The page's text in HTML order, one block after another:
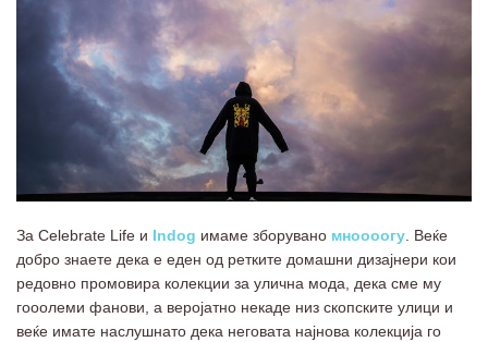
За Celebrate Life и Indog имаме зборувано мноооогу. Веќе
добро знаете дека е еден од ретките домашни дизајнери кои
редовно промовира колекции за улична мода, дека сме му
гооолеми фанови, а веројатно некаде низ скопските улици и
веќе имате наслушнато дека неговата најнова колекција го